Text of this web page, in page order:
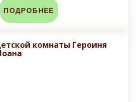
ПОДРОБНЕЕ
комнаты Героиня